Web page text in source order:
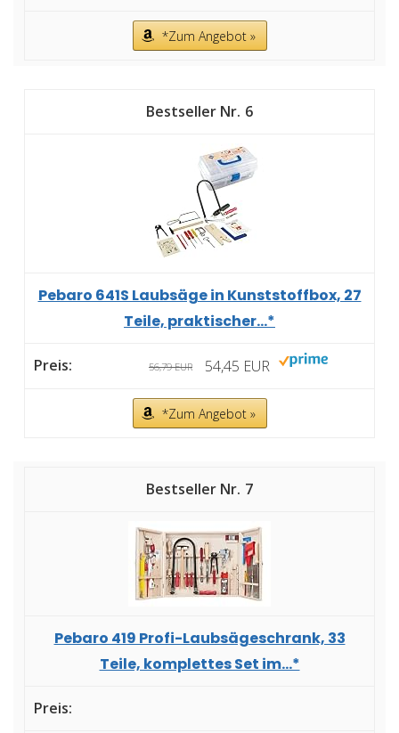
*Zum Angebot »
6
Pebaro 641S Laubsäge in Kunststoffbox, 27
Teile, praktischer...*
56,79 EUR 54,45 EUR
*Zum Angebot »
7
Pebaro 419 Profi-Laubsägeschrank, 33
Teile, komplettes Set im...*